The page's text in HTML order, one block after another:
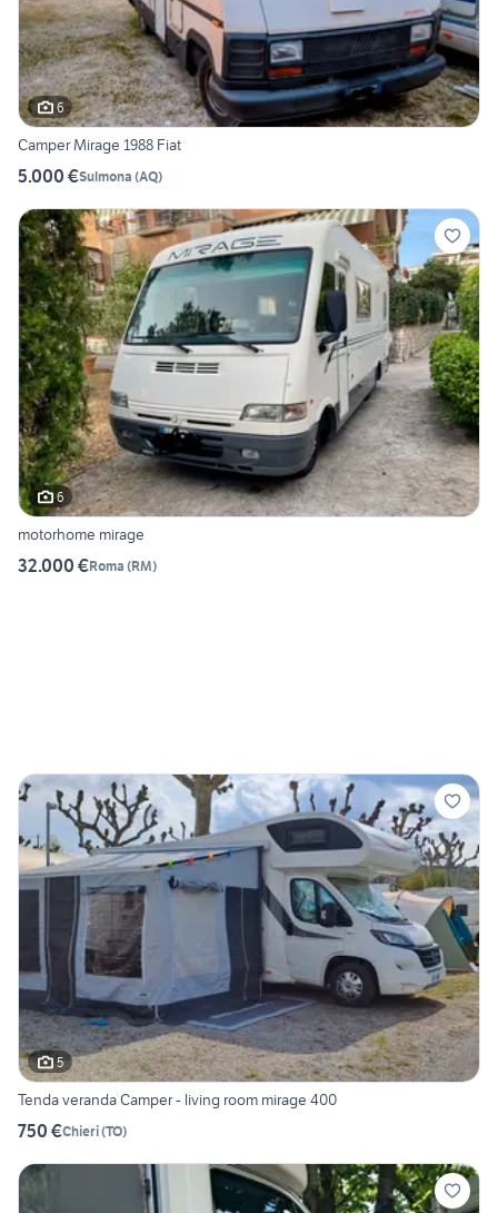
6
Camper Mirage 1988 Fiat
5.000 €Sulmona (AQ)
6
motorhome mirage
32.000 €Roma (RM)
5
Tenda veranda Camper - living room mirage 400
750 €Chieri(TO)